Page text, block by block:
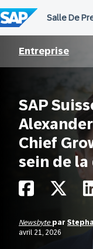
au
contenu
Entreprise
SAP
Chief
sein de
Newsbyte par
avril 21, 2026